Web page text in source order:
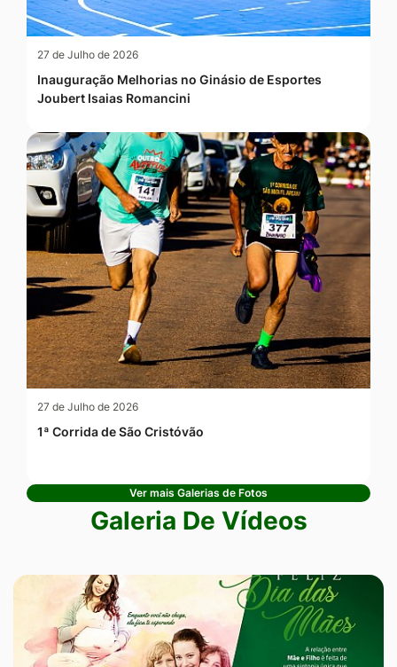
27 de Julho de 2026
Inauguração Melhorias no Ginásio de Esportes
Joubert Isaias Romancini
27 de Julho de 2026
1ª Corrida de São Cristóvão
Ver mais Galerias de Fotos
Galeria De Vídeos